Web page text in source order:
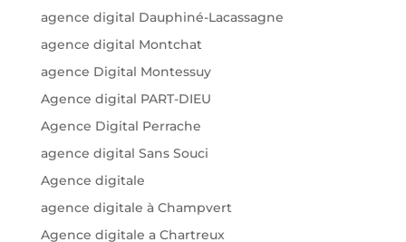
agence digital Dauphiné-Lacassagne
agence digital Montchat
agence Digital Montessuy
Agence digital PART-DIEU
Agence Digital Perrache
agence digital Sans Souci
Agence digitale
agence digitale à Champvert
Agence digitale a Chartreux